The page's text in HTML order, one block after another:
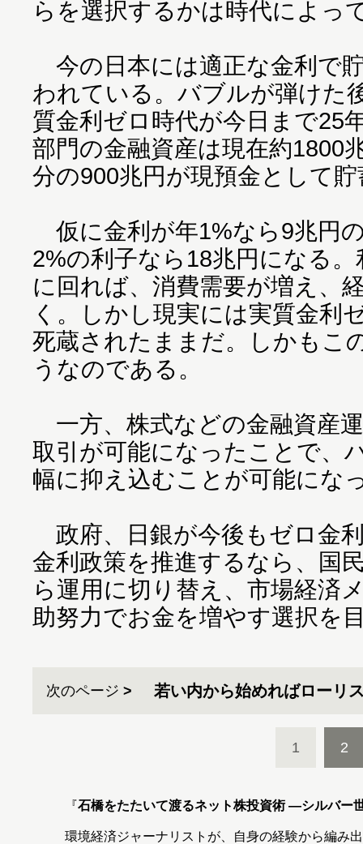
らを選択するかは時代によっ
今の日本には適正な金利で
われている。バブルが弾けた
質金利ゼロ時代が今日まで25
部門の金融資産は現在約1800
分の900兆円が現預金として
仮に金利が年1%なら9兆円
2%の利子なら18兆円になる
に回れば、消費需要が増え、
く。しかし現実には実質金利
死蔵されたままだ。しかもこ
うなのである。
一方、株式などの金融資産
取引が可能になったことで、
幅に抑え込むことが可能にな
政府、日銀が今後もゼロ金
金利政策を推進するなら、国
ら運用に切り替え、市場経済
助努力でお金を増やす選択を
次のページ 若い内から始めればローリ
1 2
『石橋をたたいて渡るネット株投資術 ―シルバー
環境経済ジャーナリストが、自身の経験から編み